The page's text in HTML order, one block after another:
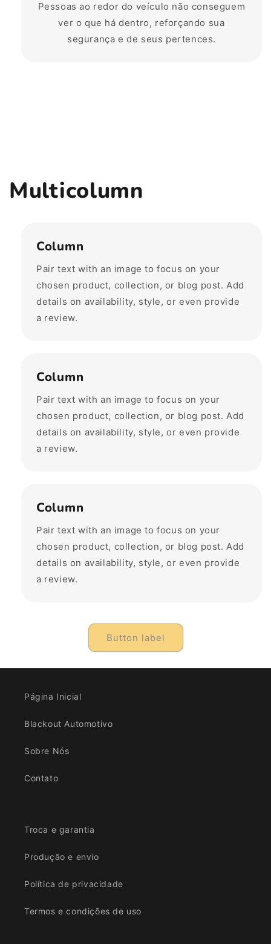
Pessoas ao redor do veículo não conseguem
ver o que há dentro, reforçando sua
segurança e de seus pertences.
Multicolumn
Column
Pair text with an image to focus on your
chosen product, collection, or blog post. Add
details on availability, style, or even provide
a review.
Column
Pair text with an image to focus on your
chosen product, collection, or blog post. Add
details on availability, style, or even provide
a review.
Column
Pair text with an image to focus on your
chosen product, collection, or blog post. Add
details on availability, style, or even provide
a review.
Button label
Página Inicial
Blackout Automotivo
Sobre Nós
Contato
Troca e garantia
Produção e envio
Política de privacidade
Termos e condições de uso